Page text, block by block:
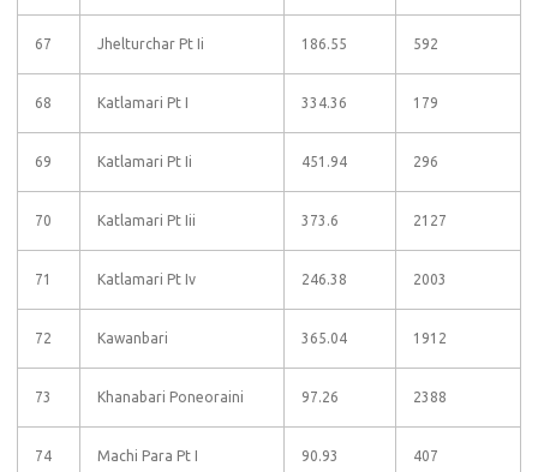
67 Jhelturchar Pt Ii 186.55 592
68 Katlamari Pt I 334.36 179
69 Katlamari Pt Ii 451.94 296
70 Katlamari Pt Iii 373.6 2127
71 Katlamari Pt Iv 246.38 2003
72 Kawanbari 365.04 1912
73 Khanabari Poneoraini 97.26 2388
74 Machi Para Pt I 90.93 407